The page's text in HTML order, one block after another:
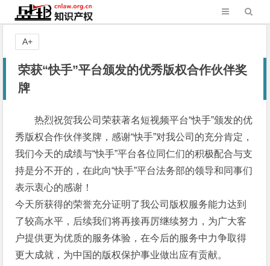
荣获“快手”平台颁发的优秀版权合作伙伴奖
牌
热烈祝贺我公司荣获著名短视频平台“快手”颁发的优
秀版权合作伙伴奖牌，感谢“快手”对我公司的充分肯定，
我们今天的成绩与“快手”平台各位同仁们的积极配合与支
持是分不开的，在此向“快手”平台法务部的领导和同事们
表示衷心的感谢！
今天所获得的荣誉充分证明了我公司版权服务能力达到
了较高水平，后续我们将再接再厉继续努力，为广大客
户提供更为优质的服务体验，在今后的服务中力争取得
更大成就，为中国的版权保护事业做出应有贡献。
A+